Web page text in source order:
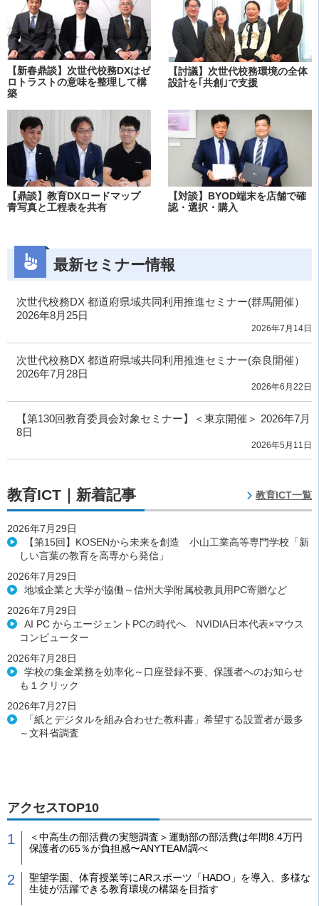
【新春鼎談】次世代校務DXはゼ
ロトラストの意味を整理して構
築
【討議】次世代校務環境の全体
設計を｢共創｣で支援
【鼎談】教育DXロードマップ
青写真と工程表を共有
【対談】BYOD端末を店舗で確
認・選択・購入
最新セミナー情報
次世代校務DX 都道府県域共同利用推進セミナー(群馬開催）
2026年8月25日
2026年7月14日
次世代校務DX 都道府県域共同利用推進セミナー(奈良開催）
2026年7月28日
2026年6月22日
【第130回教育委員会対象セミナー】＜東京開催＞ 2026年7月
8日
2026年5月11日
教育ICT｜新着記事 教育ICT一覧
2026年7月29日
【第15回】KOSENから未来を創造 小山工業高等専門学校「新
しい言葉の教育を高専から発信」
2026年7月29日
地域企業と大学が協働～信州大学附属校教員用PC寄贈など
2026年7月29日
AI PC からエージェントPCの時代へ NVIDIA日本代表×マウス
コンピューター
2026年7月28日
学校の集金業務を効率化～口座登録不要、保護者へのお知らせ
も１クリック
2026年7月27日
「紙とデジタルを組み合わせた教科書」希望する設置者が最多
～文科省調査
アクセスTOP10
＜中高生の部活費の実態調査＞運動部の部活費は年間8.4万円
保護者の65％が負担感〜ANYTEAM調べ
聖望学園、体育授業等にARスポーツ「HADO」を導入、多様な
生徒が活躍できる教育環境の構築を目指す